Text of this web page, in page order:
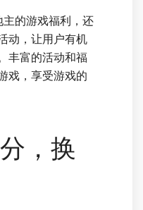
的游戏福利，还
动，让用户有机
丰富的活动和福
戏，享受游戏的
，换